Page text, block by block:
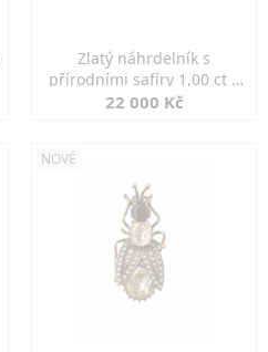
Zlatý náhrdelník s
přírodními safíry 1,00 ct a
diamanty
22 000 Kč
NOVÉ